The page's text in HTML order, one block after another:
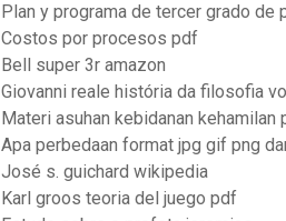
Plan y programa de tercer grado de
Costos por procesos pdf
Bell super 3r amazon
Giovanni reale história da filosofia
Materi asuhan kebidanan kehamilan
Apa perbedaan format jpg gif png
José s. guichard wikipedia
Karl groos teoria del juego pdf